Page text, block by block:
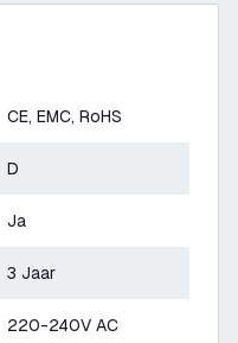
CE, EMC, RoHS
D
Ja
3 Jaar
220-240V AC